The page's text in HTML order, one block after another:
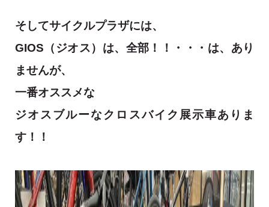
そしてサイクルプラザには、
GIOS（ジオス）は、全部！！・・・は、あり
ませんが、
一番オススメな
ジオスブルーなクロスバイク展示車ありま
す！！